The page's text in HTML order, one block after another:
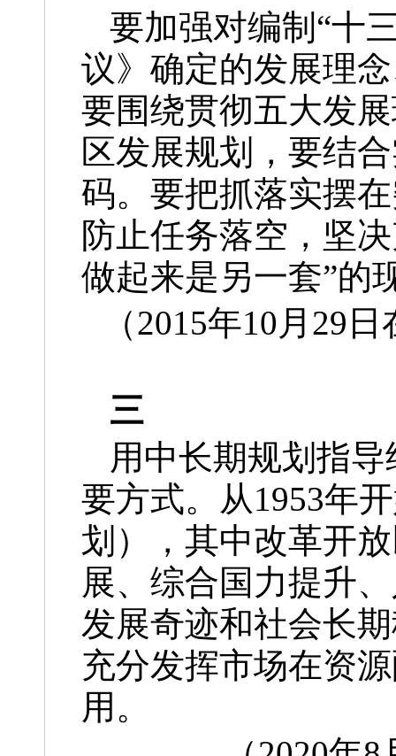
要加强对编制“十
议》确定的发展理
要围绕贯彻五大发
区发展规划，要结
码。要把抓落实摆
防止任务落空，坚
做起来是另一套”的
（2015年10月29
三
用中长期规划指
要方式。从1953年
划），其中改革开
展、综合国力提升
发展奇迹和社会长
充分发挥市场在资
用。